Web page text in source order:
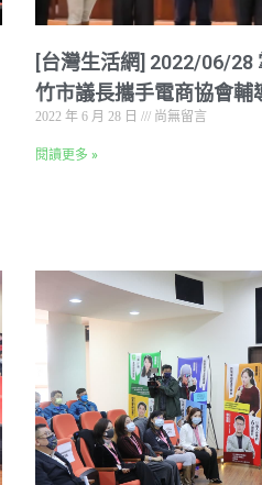
[台灣生活網] 2022/06/28
竹市議長攜手電商協會輔
2022 年 6 月 28 日 尚無留言
閱讀更多 »